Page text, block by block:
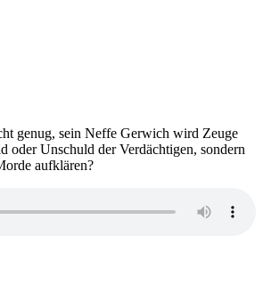
genug, sein Neffe Gerwich wird Zeuge
oder Unschuld der Verdächtigen, sondern
aufklären?